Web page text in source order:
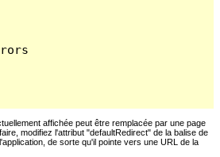
affichée peut être remplacée par une page
modifiez l'attribut "defaultRedirect" de la balise de
de sorte qu'il pointe vers une URL de la